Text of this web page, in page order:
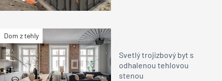
Dom z tehly
Svetlý trojizbový byt s
odhalenou tehlovou
stenou